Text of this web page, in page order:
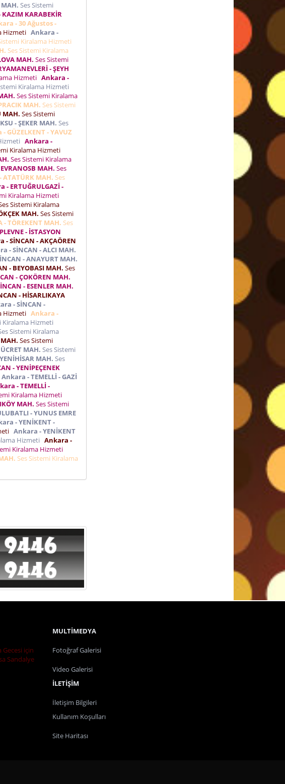
Ses Sistemi
KARABEKİR
- 30 Ağustos -
Hizmeti Ankara -
Kiralama Hizmeti
Ses Sistemi Kiralama
MAH. Ses Sistemi
- ŞEYH
Hizmeti Ankara -
Kiralama Hizmeti
Ses Sistemi Kiralama
MAH. Ses Sistemi
MAH. Ses Sistemi
- ŞEKER MAH. Ses
GÜZELKENT - YAVUZ
Ankara -
Kiralama Hizmeti
Ses Sistemi Kiralama
MAH. Ses
ATATÜRK MAH. Ses
- ERTUĞRULGAZİ -
Kiralama Hizmeti
Sistemi Kiralama
MAH. Ses Sistemi
TÖREKENT MAH. Ses
- İSTASYON
- SİNCAN - AKÇAÖREN
- SİNCAN - ALCI MAH.
- ANAYURT MAH.
- BEYOBASI MAH. Ses
- ÇOKÖREN MAH.
- ESENLER MAH.
- HİSARLIKAYA
- SİNCAN -
Hizmeti Ankara -
Kiralama Hizmeti
Sistemi Kiralama
Ses Sistemi
MAH. Ses Sistemi
MAH. Ses
- YENİPEÇENEK
Ankara - TEMELLİ - GAZİ
- TEMELLİ -
Kiralama Hizmeti
MAH. Ses Sistemi
- YUNUS EMRE
- YENİKENT -
Ankara - YENİKENT
Hizmeti Ankara -
Kiralama Hizmeti
Ses Sistemi Kiralama
Gecesi için
Sandalye
MULTİMEDYA
Fotoğraf Galerisi
Video Galerisi
İLETİŞİM
İletişim Bilgileri
Kullanım Koşulları
Site Haritası